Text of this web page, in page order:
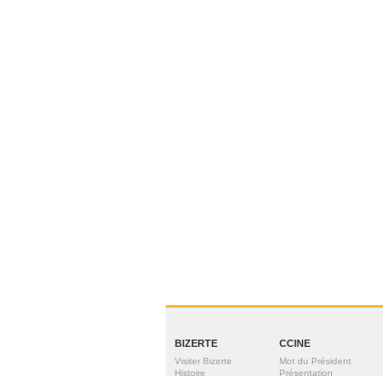
BIZERTE
Visiter Bizerte
Histoire
CCINE
Mot du Président
Présentation